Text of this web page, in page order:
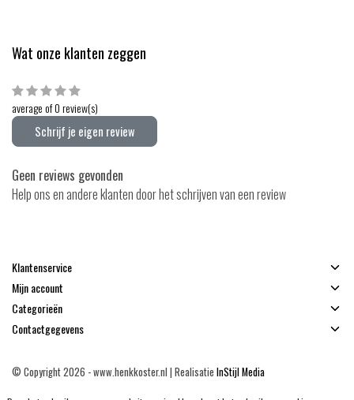
Wat onze klanten zeggen
average of 0 review(s)
Schrijf je eigen review
Geen reviews gevonden
Help ons en andere klanten door het schrijven van een review
Klantenservice
Mijn account
Categorieën
Contactgegevens
© Copyright 2026 - www.henkkoster.nl | Realisatie InStijl Media